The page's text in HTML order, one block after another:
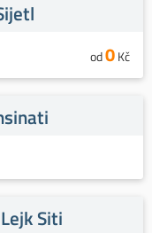
od0Kč
Siti